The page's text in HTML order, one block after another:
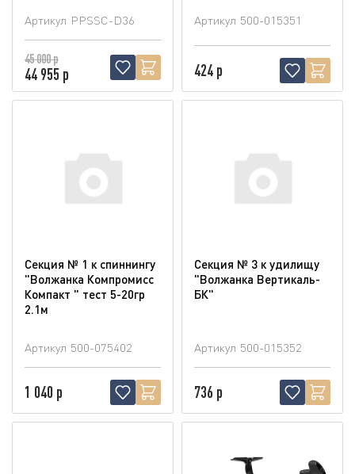
Артикул PPSSC-D36
45 000 р
44 955 р
Артикул 500-015351
424 р
Секция № 1 к спиннингу
"Волжанка Компромисс
Компакт " тест 5-20гр
2.1м
Артикул 500-075402
1 040 р
Секция № 3 к удилищу
"Волжанка Вертикаль-
БК"
Артикул 500-015352
736 р